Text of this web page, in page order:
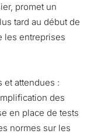
promet un
tard au début de
les entreprises
et attendues :
des
en place de tests
normes sur les